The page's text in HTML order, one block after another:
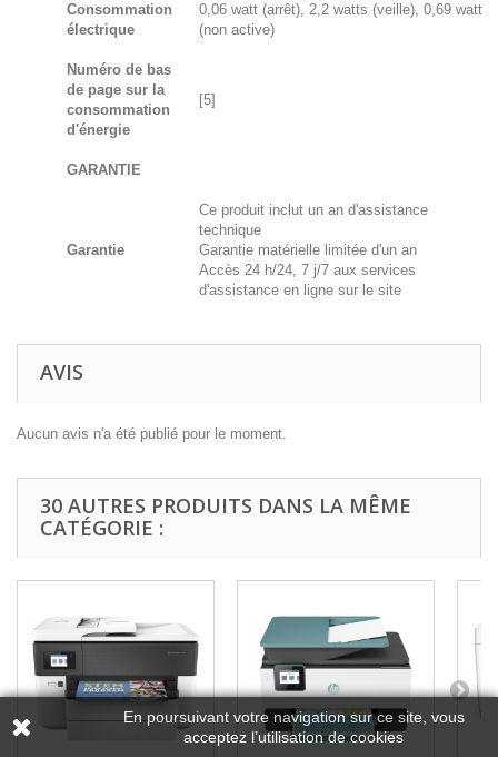
Consommation
électrique
0,06 watt (arrêt), 2,2 watts (veille), 0,69 watt
(non active)
Numéro de bas
de page sur la
consommation
d'énergie
[5]
GARANTIE
Garantie
Ce produit inclut un an d'assistance
technique
Garantie matérielle limitée d'un an
Accès 24 h/24, 7 j/7 aux services
d'assistance en ligne sur le site
AVIS
Aucun avis n'a été publié pour le moment.
30 AUTRES PRODUITS DANS LA MÊME
CATÉGORIE :
En poursuivant votre navigation sur ce site, vous
acceptez l’utilisation de cookies